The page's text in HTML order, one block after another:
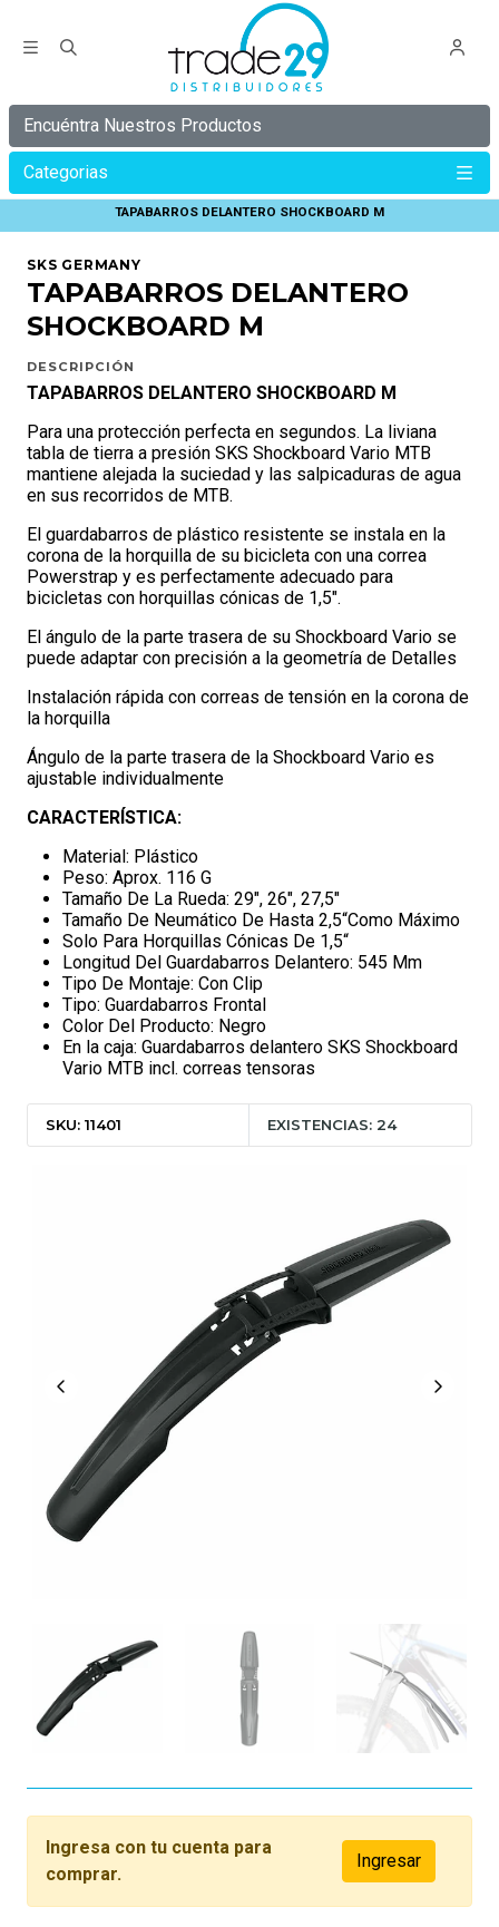
Encuéntra Nuestros Productos
Categorias
Inicio
TAPABARROS DELANTERO SHOCKBOARD M
SKS GERMANY
TAPABARROS DELANTERO
SHOCKBOARD M
DESCRIPCIÓN
TAPABARROS DELANTERO SHOCKBOARD M
Para una protección perfecta en segundos. La liviana
tabla de tierra a presión SKS Shockboard Vario MTB
mantiene alejada la suciedad y las salpicaduras de agua
en sus recorridos de MTB.
El guardabarros de plástico resistente se instala en la
corona de la horquilla de su bicicleta con una correa
Powerstrap y es perfectamente adecuado para
bicicletas con horquillas cónicas de 1,5".
El ángulo de la parte trasera de su Shockboard Vario se
puede adaptar con precisión a la geometría de Detalles
Instalación rápida con correas de tensión en la corona de
la horquilla
Ángulo de la parte trasera de la Shockboard Vario es
ajustable individualmente
CARACTERÍSTICA:
Material: Plástico
Peso: Aprox. 116 G
Tamaño De La Rueda: 29", 26", 27,5"
Tamaño De Neumático De Hasta 2,5“Como Máximo
Solo Para Horquillas Cónicas De 1,5“
Longitud Del Guardabarros Delantero: 545 Mm
Tipo De Montaje: Con Clip
Tipo: Guardabarros Frontal
Color Del Producto: Negro
En la caja: Guardabarros delantero SKS Shockboard
Vario MTB incl. correas tensoras
SKU: 11401 EXISTENCIAS: 24
Ingresa con tu cuenta para
comprar.
Ingresar